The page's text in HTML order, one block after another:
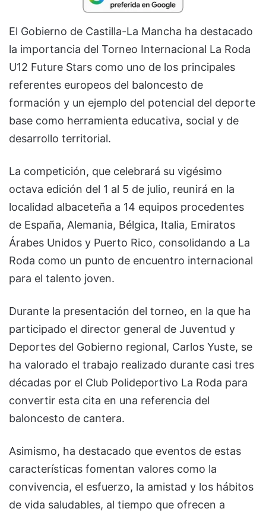
El Gobierno de Castilla-La Mancha ha destacado
la importancia del Torneo Internacional La Roda
U12 Future Stars como uno de los principales
referentes europeos del baloncesto de
formación y un ejemplo del potencial del deporte
base como herramienta educativa, social y de
desarrollo territorial.
La competición, que celebrará su vigésimo
octava edición del 1 al 5 de julio, reunirá en la
localidad albaceteña a 14 equipos procedentes
de España, Alemania, Bélgica, Italia, Emiratos
Árabes Unidos y Puerto Rico, consolidando a La
Roda como un punto de encuentro internacional
para el talento joven.
Durante la presentación del torneo, en la que ha
participado el director general de Juventud y
Deportes del Gobierno regional, Carlos Yuste, se
ha valorado el trabajo realizado durante casi tres
décadas por el Club Polideportivo La Roda para
convertir esta cita en una referencia del
baloncesto de cantera.
Asimismo, ha destacado que eventos de estas
características fomentan valores como la
convivencia, el esfuerzo, la amistad y los hábitos
de vida saludables, al tiempo que ofrecen a